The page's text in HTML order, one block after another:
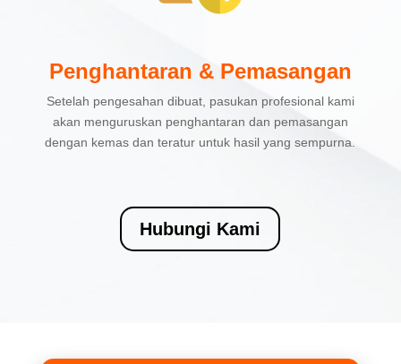
Penghantaran & Pemasangan
Setelah pengesahan dibuat, pasukan profesional kami
akan menguruskan penghantaran dan pemasangan
dengan kemas dan teratur untuk hasil yang sempurna.
Hubungi Kami